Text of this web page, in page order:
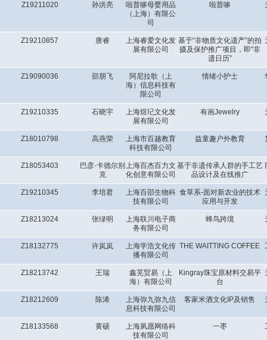
Z19211020 孙洪亮
啦普哆母婴用品
（上海）有限公
司
啦普哆
Z19210857 唐睿
上海睿爱文化发
展有限公司
基于“非物质文化遗产”的拍
摄及保护推广项目，即“非
遗日历”
Z19090036 邵朋飞
阿尼拉歌（上
海）信息科技有
限公司
情绪小护士
Z19210335 石晓宇
上海煜玘文化发
展有限公司
有画Jewelry
Z18010798 高燕荣
上海市百越教育
科技有限公司
益童趣户外教育
Z18053403
巴彦·卡德尔别
克
上海百杰百力文
化创意有限公司
基于非遗传承人群的手工艺
品设计及在线推广
Z19210345 李培君
上海百邵生物科
技有限公司
食草系-面对新农业的技术
应用与开发
Z18213024 张绿明
上海联川电子商
务有限公司
蜂鸟跨境
Z18132775 许岚岚
上海学浩文化传
播有限公司
THE WAITTING COFFEE
Z18213742 王瑞
鑫芜贸易（上
海）有限公司
Kingray珠宝原材料交易平
台
Z18212609 陈浠
上海弥九弥九信
息科技有限公司
客家米酒文化IP及销售
Z18133568 黄硕
上海夙愿网络科
技有限公司
一枣